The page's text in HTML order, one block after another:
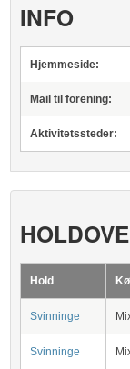
INFO
Hjemmeside:
Mail til forening:
Aktivitetssteder:
Hold
Svinninge
Svinninge